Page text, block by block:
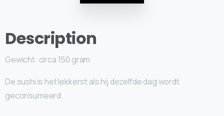
Description
Gewicht: circa 150 gram
De sushi is het lekkerst als hij dezelfde dag wordt
geconsumeerd.